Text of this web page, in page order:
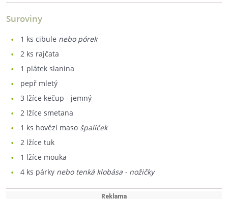
Suroviny
1 ks cibule nebo pórek
2 ks rajčata
1 plátek slanina
pepř mletý
3 lžíce kečup - jemný
2 lžíce smetana
1 ks hovězí maso špalíček
2 lžíce tuk
1 lžíce mouka
4 ks párky nebo tenká klobása - nožičky